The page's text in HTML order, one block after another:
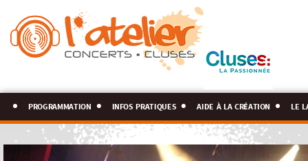
programmation infos pratiques aide à la création le